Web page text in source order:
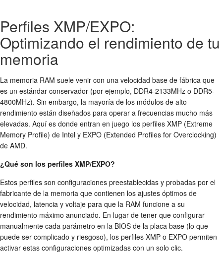
Perfiles XMP/EXPO:
Optimizando el rendimiento de tu
memoria
La memoria RAM suele venir con una velocidad base de fábrica que
es un estándar conservador (por ejemplo, DDR4-2133MHz o DDR5-
4800MHz). Sin embargo, la mayoría de los módulos de alto
rendimiento están diseñados para operar a frecuencias mucho más
elevadas. Aquí es donde entran en juego los perfiles XMP (Extreme
Memory Profile) de Intel y EXPO (Extended Profiles for Overclocking)
de AMD.
¿Qué son los perfiles XMP/EXPO?
Estos perfiles son configuraciones preestablecidas y probadas por el
fabricante de la memoria que contienen los ajustes óptimos de
velocidad, latencia y voltaje para que la RAM funcione a su
rendimiento máximo anunciado. En lugar de tener que configurar
manualmente cada parámetro en la BIOS de la placa base (lo que
puede ser complicado y riesgoso), los perfiles XMP o EXPO permiten
activar estas configuraciones optimizadas con un solo clic.